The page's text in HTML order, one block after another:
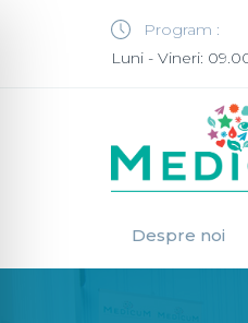
Program :
Luni - Vineri:
Despre noi